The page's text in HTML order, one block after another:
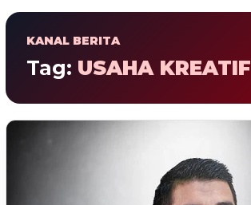
KANAL BERITA
Tag: USAHA KREATIF